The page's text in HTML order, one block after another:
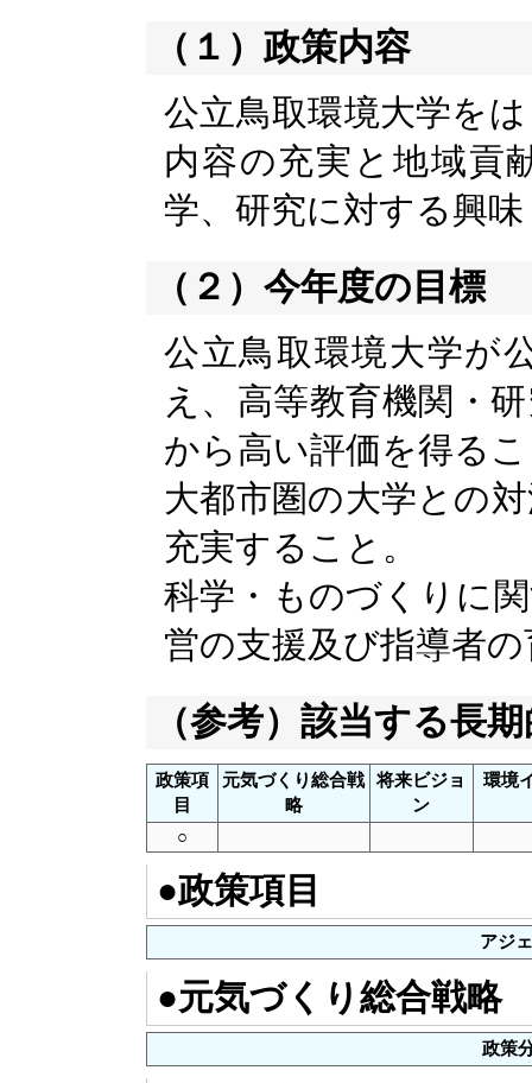
（１）政策内容
公立鳥取環境大学を
内容の充実と地域貢
学、研究に対する興
（２）今年度の目標
公立鳥取環境大学が
え、高等教育機関・
から高い評価を得る
大都市圏の大学との
充実すること。
科学・ものづくりに
営の支援及び指導者
（参考）該当する長
政策項
目
元気づくり総合戦
略
将来ビジョ
ン
環境
○
●政策項目
アジ
●元気づくり総合戦略
政策